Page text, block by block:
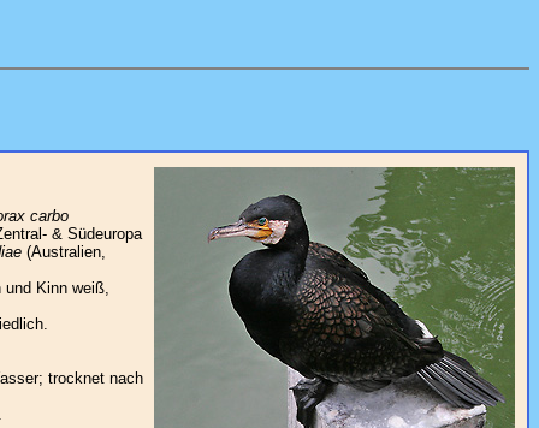
carbo
& Südeuropa
(Australien,
Kinn weiß,
trocknet nach